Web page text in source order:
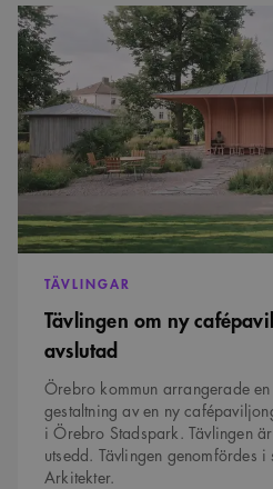
Tävlingen
om
ny
cafépaviljong
i
Örebro
är
avslutad
TÄVLINGAR
Tävlingen om ny
avslutad
Örebro kommun arrangerade
gestaltning av en ny
i Örebro Stadspark. Tävlingen
utsedd. Tävlingen genomfördes
Arkitekter.